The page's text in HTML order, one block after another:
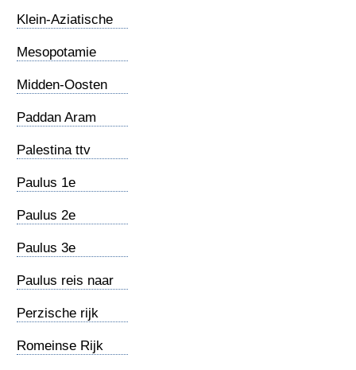
Klein-Aziatische
Mesopotamie
Midden-Oosten
Paddan Aram
Palestina ttv
Paulus 1e
Paulus 2e
Paulus 3e
Paulus reis naar
Perzische rijk
Romeinse Rijk